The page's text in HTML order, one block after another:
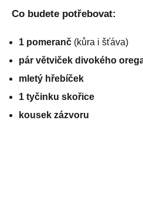
Co budete potřebovat:
1 pomeranč (kůra i šťáva)
pár větviček divokého
mletý hřebíček
1 tyčinku skořice
kousek zázvoru